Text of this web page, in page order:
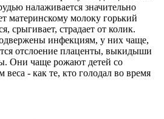
налаживается значительно
материнскому молоку горький
срыгивает, страдает от колик.
инфекциям, у них чаще,
отслоение плаценты, выкидыши
Они чаще рожают детей со
- как те, кто голодал во время